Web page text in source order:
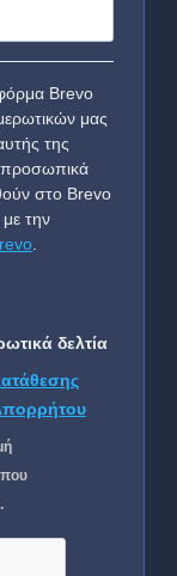
Brevo
μας
της
προσωπικά
στο Brevo
την
δελτία
που